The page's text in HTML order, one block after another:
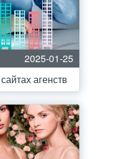
2025-01-25
агенств